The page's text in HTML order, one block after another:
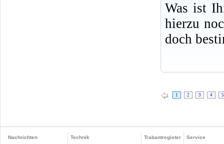
Was ist
hierzu
doch
1 2 3 4 5
Nachrichten
Technik
Trabantregister
Service